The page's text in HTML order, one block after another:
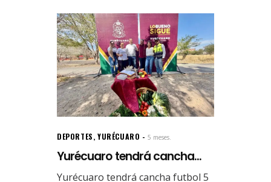
DEPORTES,YURÉCUARO 5 meses.
Yurécuaro tendrá cancha...
Yurécuaro tendrá cancha futbol 5